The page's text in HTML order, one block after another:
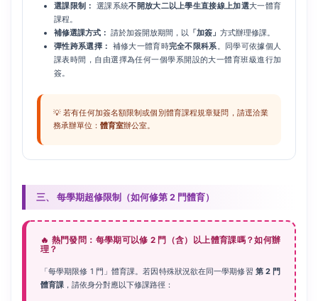
選課限制： 選課系統不開放大二以上學生直接線上加選大一體育
課程。
補修選課方式： 請於加簽開放期間，以 「加簽」 方式辦理修課。
彈性跨系選擇： 補修大一體育時完全不限科系。同學可依據個人
課表時間，自由選擇為任何一個學系開設的大一體育班級進行加
簽。
💡 若有任何加簽名額限制或個別體育課程規章疑問，請逕洽業
務承辦單位： 體育室辦公室。
三、 每學期超修限制（如何修第 2 門體育）
🔥 熱門發問：每學期可以修 2 門（含）以上體育課嗎？如何辦
理？
「每學期限修 1 門」體育課。若因特殊狀況欲在同一學期修習 第 2 門
體育課 ，請依身分對應以下修課路徑：